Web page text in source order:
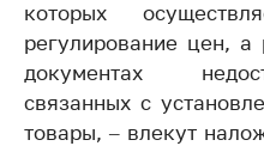
работы
Приемная
Министра
Горячая линия
которых
регулирование цен, а
документах
связанных с
товары, – влекут